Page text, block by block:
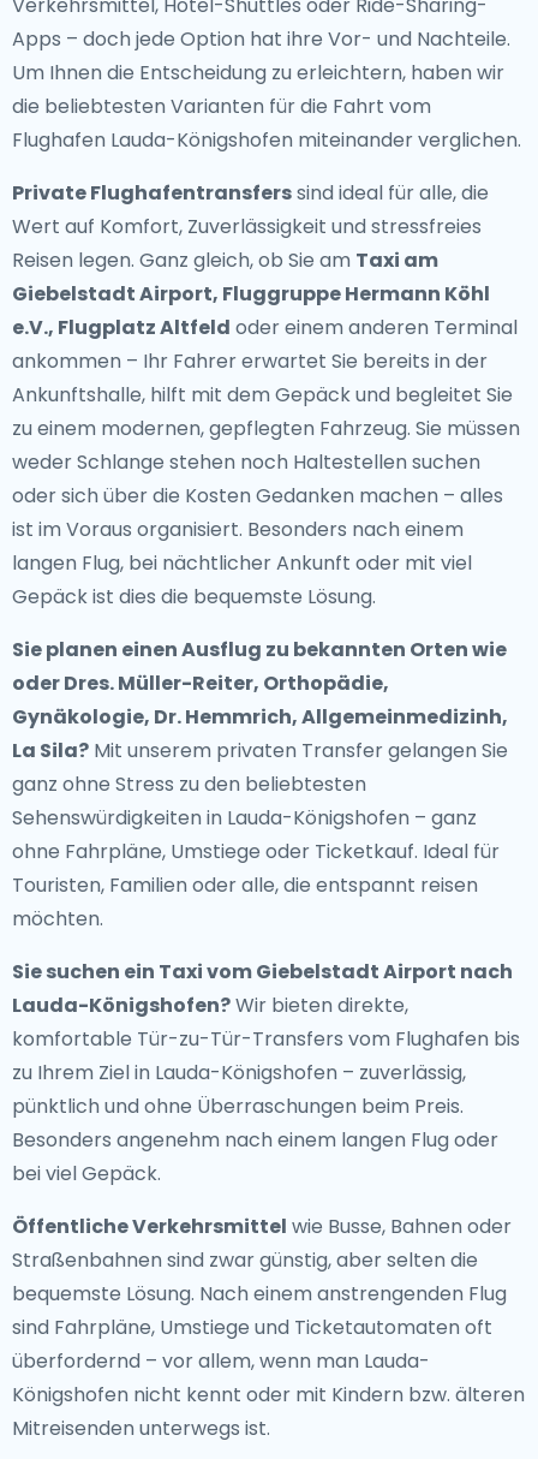
Apps – doch jede Option hat ihre Vor- und Nachteile.
Um Ihnen die Entscheidung zu erleichtern, haben wir
die beliebtesten Varianten für die Fahrt vom
Flughafen Lauda-Königshofen miteinander verglichen.
Private Flughafentransferssind ideal für alle, die
Wert auf Komfort, Zuverlässigkeit und stressfreies
Reisen legen. Ganz gleich, ob Sie am Taxi am
Giebelstadt Airport, Fluggruppe Hermann Köhl
e.V., Flugplatz Altfeld oder einem anderen Terminal
ankommen – Ihr Fahrer erwartet Sie bereits in der
Ankunftshalle, hilft mit dem Gepäck und begleitet Sie
zu einem modernen, gepflegten Fahrzeug. Sie müssen
weder Schlange stehen noch Haltestellen suchen
oder sich über die Kosten Gedanken machen – alles
ist im Voraus organisiert. Besonders nach einem
langen Flug, bei nächtlicher Ankunft oder mit viel
Gepäck ist dies die bequemste Lösung.
Sie planen einen Ausflug zu bekannten Orten wie
oder Dres. Müller-Reiter, Orthopädie,
Gynäkologie, Dr. Hemmrich, Allgemeinmedizinh,
La Sila? Mit unserem privaten Transfer gelangen Sie
ganz ohne Stress zu den beliebtesten
Sehenswürdigkeiten in Lauda-Königshofen – ganz
ohne Fahrpläne, Umstiege oder Ticketkauf. Ideal für
Touristen, Familien oder alle, die entspannt reisen
möchten.
Sie suchen ein Taxi vom Giebelstadt Airport nach
Lauda-Königshofen?Wir bieten direkte,
komfortable Tür-zu-Tür-Transfers vom Flughafen bis
zu Ihrem Ziel in Lauda-Königshofen – zuverlässig,
pünktlich und ohne Überraschungen beim Preis.
Besonders angenehm nach einem langen Flug oder
bei viel Gepäck.
Öffentliche Verkehrsmittel wie Busse, Bahnen oder
Straßenbahnen sind zwar günstig, aber selten die
bequemste Lösung. Nach einem anstrengenden Flug
sind Fahrpläne, Umstiege und Ticketautomaten oft
überfordernd – vor allem, wenn man Lauda-
Königshofen nicht kennt oder mit Kindern bzw. älteren
Mitreisenden unterwegs ist.